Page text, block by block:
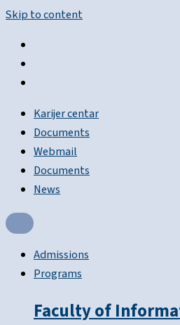
Skip to content
Karijer centar
Documents
Webmail
Documents
News
Admissions
Programs
Faculty of